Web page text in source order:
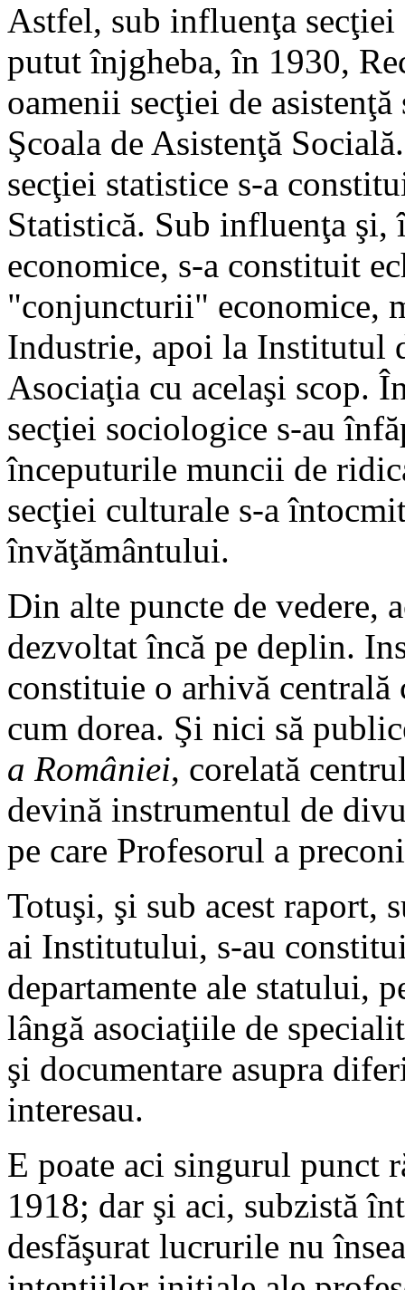
Astfel, sub influenţa
putut înjgheba, în 1930,
oamenii secţiei de
Şcoala de Asistenţă
secţiei statistice s-a
Statistică. Sub influenţa şi,
economice, s-a constituit
"conjuncturii" economice,
Industrie, apoi la Institutul
Asociaţia cu acelaşi scop.
secţiei sociologice s-au
începuturile muncii de
secţiei culturale s-a
învăţământului.
Din alte puncte de vedere,
dezvoltat încă pe deplin.
constituie o arhivă centrală
cum dorea. Şi nici să
a României, corelată
devină instrumentul de
pe care Profesorul a
Totuşi, şi sub acest raport,
ai Institutului, s-au
departamente ale statului,
lângă asociaţiile de
şi documentare asupra
interesau.
E poate aci singurul punct
1918; dar şi aci, subzistă
desfăşurat lucrurile nu